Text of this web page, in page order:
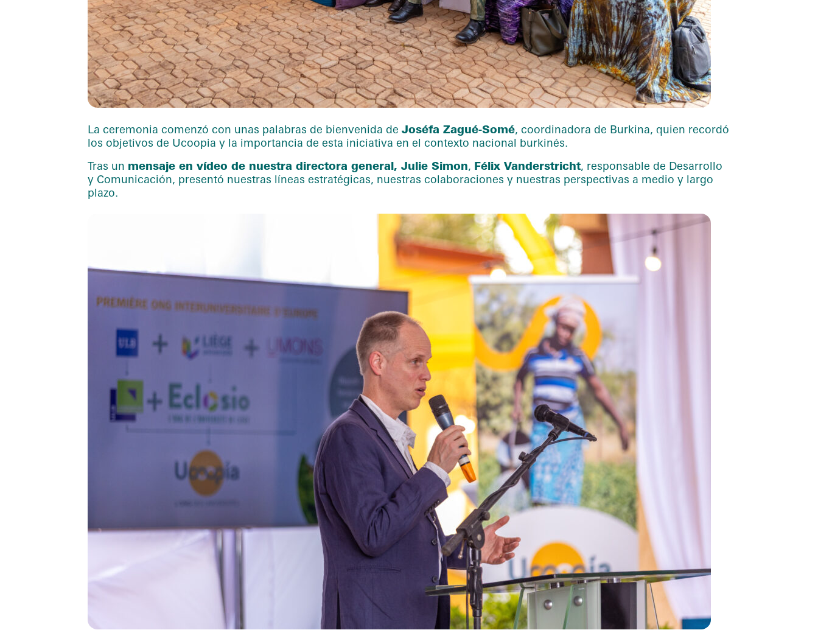
La ceremonia comenzó con unas palabras de bienvenida de Joséfa Zagué-Somé, coordinadora de Burkina, quien recordó
los objetivos de Ucoopia y la importancia de esta iniciativa en el contexto nacional burkinés.
Tras un mensaje en vídeo de nuestra directora general, Julie Simon, Félix Vanderstricht, responsable de Desarrollo
y Comunicación, presentó nuestras líneas estratégicas, nuestras colaboraciones y nuestras perspectivas a medio y largo
plazo.